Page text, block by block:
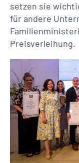
setzen sie
für andere
Preisverleihung.